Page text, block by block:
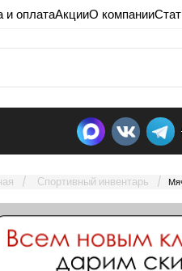
и оплатаАкцииО компании
Спортивный инвентарь